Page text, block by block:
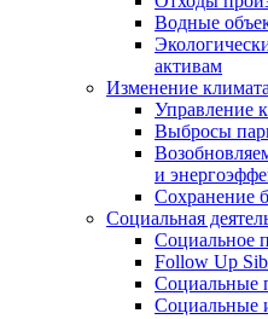
Водные
активам
Изменение климата
Управление
Выбросы
и
Сохранение
Социальная
Социальное
Follow Up
Социальные
Социальные